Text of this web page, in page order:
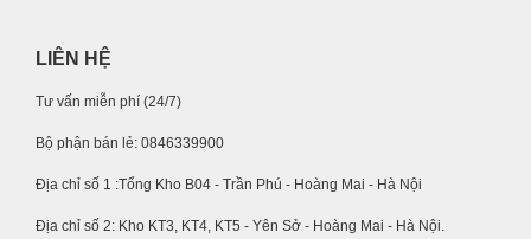
LIÊN HỆ
Tư vấn miễn phí (24/7)
Bộ phận bán lẻ: 0846339900
Địa chỉ số 1 :Tổng Kho B04 - Trần Phú - Hoàng Mai - Hà Nội
Địa chỉ số 2: Kho KT3, KT4, KT5 - Yên Sở - Hoàng Mai - Hà Nội.